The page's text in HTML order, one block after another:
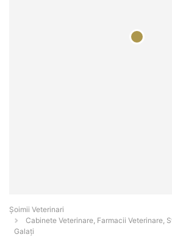
Șoimii Veterinari
Cabinete Veterinare, Farmacii Veterinare,
Galaţi